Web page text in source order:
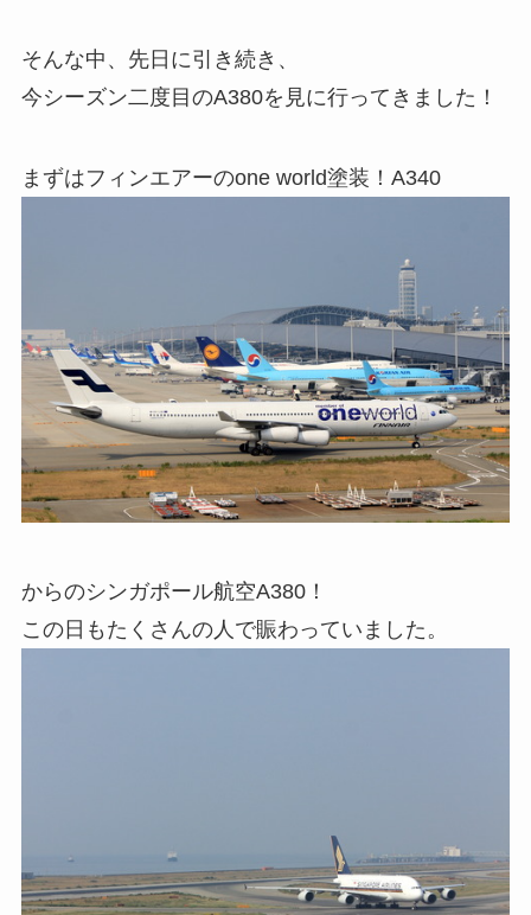
そんな中、先日に引き続き、
今シーズン二度目のA380を見に行ってきました！
まずはフィンエアーのone world塗装！A340
からのシンガポール航空A380！
この日もたくさんの人で賑わっていました。